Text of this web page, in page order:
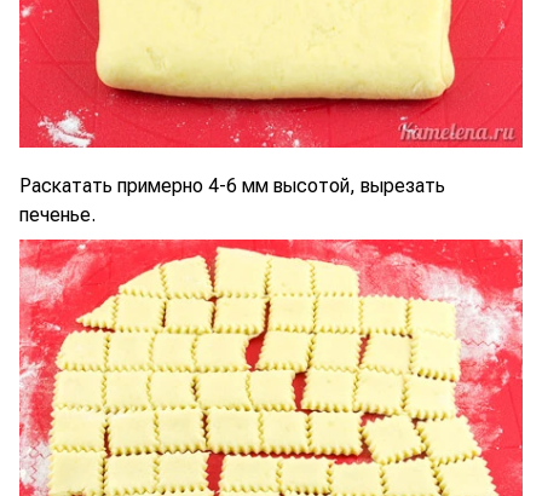
Раскатать примерно 4-6 мм высотой, вырезать
печенье.